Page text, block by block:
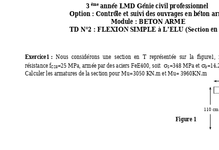
année LMD Génie civil professionnel
ème
3
Option : Contrôle et suivi des ouvrages en béton
Module : BETON ARME
TD N°2 : FLEXION SIMPLE à L’ELU (Section
Exercice1 : Nous considérons une section en T représentée sur la figure1,
résistance fC28=25 MPa, armée par des aciers FeE400, soit σS=348 MPa et σb
Calculer les armatures de la section pour Mu=3050 KN.m et Mu= 3960KN.m
Figure 1
110